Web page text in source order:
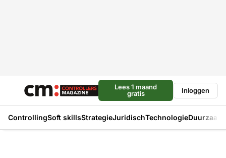
Lees 1 maand
gratis
Inloggen
ControllingSoft skillsStrategieJuridischTechnologie